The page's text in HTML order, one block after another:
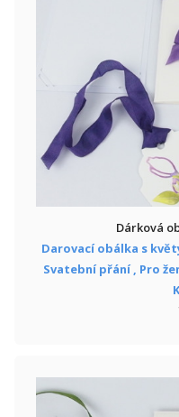
Dárková
Darovací obálka s
Svatební přání , Pro